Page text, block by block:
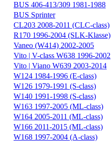
BUS 406-413/309 1981-1988
BUS Sprinter
CL203 2008-2011 (CLC-class)
R170 1996-2004 (SLK-Klasse)
Vaneo (W414) 2002-2005
Vito | V-class W638 1996-2002
Vito | Viano W639 2003-2014
W124 1984-1996 (E-class)
W126 1979-1991 (S-class)
W140 1991-1998 (S-class)
W163 1997-2005 (ML-class)
W164 2005-2011 (ML-class)
W166 2011-2015 (ML-class)
W168 1997-2004 (A-class)